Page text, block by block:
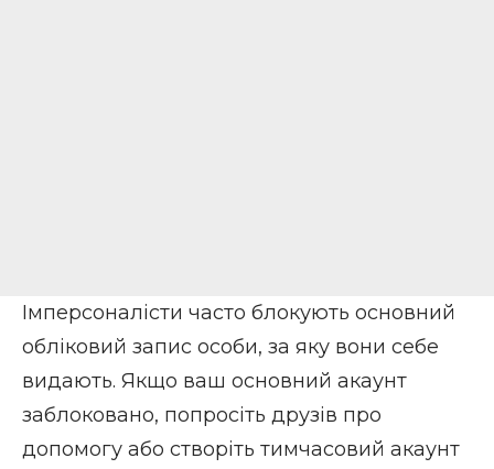
Імперсоналісти часто блокують основний
обліковий запис особи, за яку вони себе
видають. Якщо ваш основний акаунт
заблоковано, попросіть друзів про
допомогу або створіть тимчасовий акаунт